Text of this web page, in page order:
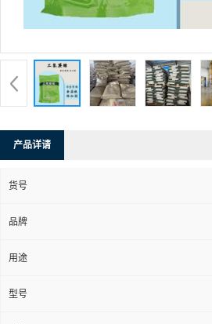
产品详请
货号
品牌
用途
型号